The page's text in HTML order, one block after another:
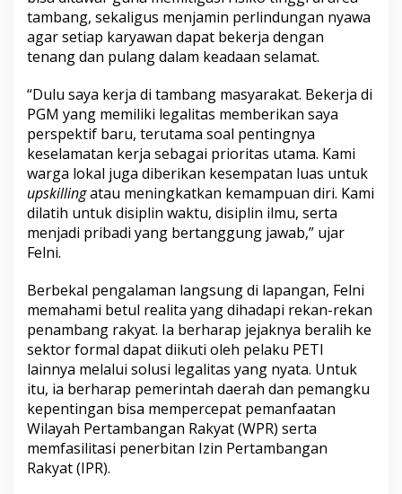
tambang, sekaligus menjamin perlindungan nyawa
agar setiap karyawan dapat bekerja dengan
tenang dan pulang dalam keadaan selamat.
“Dulu saya kerja di tambang masyarakat. Bekerja di
PGM yang memiliki legalitas memberikan saya
perspektif baru, terutama soal pentingnya
keselamatan kerja sebagai prioritas utama. Kami
warga lokal juga diberikan kesempatan luas untuk
upskillingatau meningkatkan kemampuan diri. Kami
dilatih untuk disiplin waktu, disiplin ilmu, serta
menjadi pribadi yang bertanggung jawab,” ujar
Felni.
Berbekal pengalaman langsung di lapangan, Felni
memahami betul realita yang dihadapi rekan-rekan
penambang rakyat. Ia berharap jejaknya beralih ke
sektor formal dapat diikuti oleh pelaku PETI
lainnya melalui solusi legalitas yang nyata. Untuk
itu, ia berharap pemerintah daerah dan pemangku
kepentingan bisa mempercepat pemanfaatan
Wilayah Pertambangan Rakyat (WPR) serta
memfasilitasi penerbitan Izin Pertambangan
Rakyat (IPR).